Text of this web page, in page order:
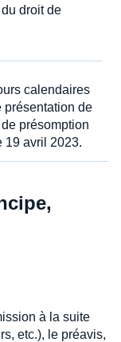
droit de
calendaires
présentation de
présomption
19 avril 2023.
à la suite
etc.), le préavis,